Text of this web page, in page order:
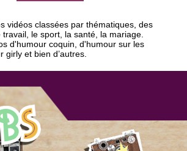
vidéos classées par thématiques, des
le sport, la santé, la mariage.
d'humour coquin, d'humour sur les
girly et bien d’autres.